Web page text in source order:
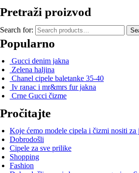
Pretraži proizvod
Search for:
Popularno
Gucci denim jakna
Zelena haljina
Chanel cipele baletanke 35-40
Iv ranac i mr&mrs fur jakna
Crne Gucci čizme
Pročitajte
Koje ćemo modele cipela i čizmi nositi za
Dobrodošli
Cipele za sve prilike
Shopping
Fashion